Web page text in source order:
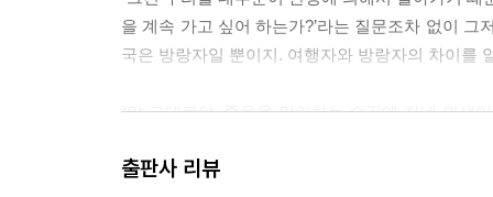
을 계속 가고 싶어 하는가?’라는 질문조차 없이
국은 방랑자일 뿐이지. 여행자와 방랑자의 차이를
“말 그대로야. 죽음을 맞이하는 순간에 자네 인생
은 돈을 벌었지만 그의 진짜 유산은 과연 무엇일
출판사 리뷰